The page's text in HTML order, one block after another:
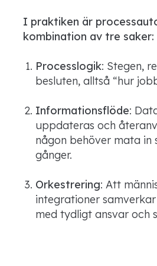
I praktiken är
kombination av tre saker:
Processlogik: Stegen,
besluten, alltså “hur
Informationsflöde:
uppdateras och
någon behöver mata in
gånger.
Orkestrering: Att
integrationer
med tydligt ansvar och